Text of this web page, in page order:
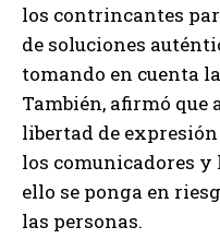
los contrincantes
de soluciones
tomando en cuenta
También, afirmó que
libertad de
los comunicadores y
ello se ponga en
las personas.